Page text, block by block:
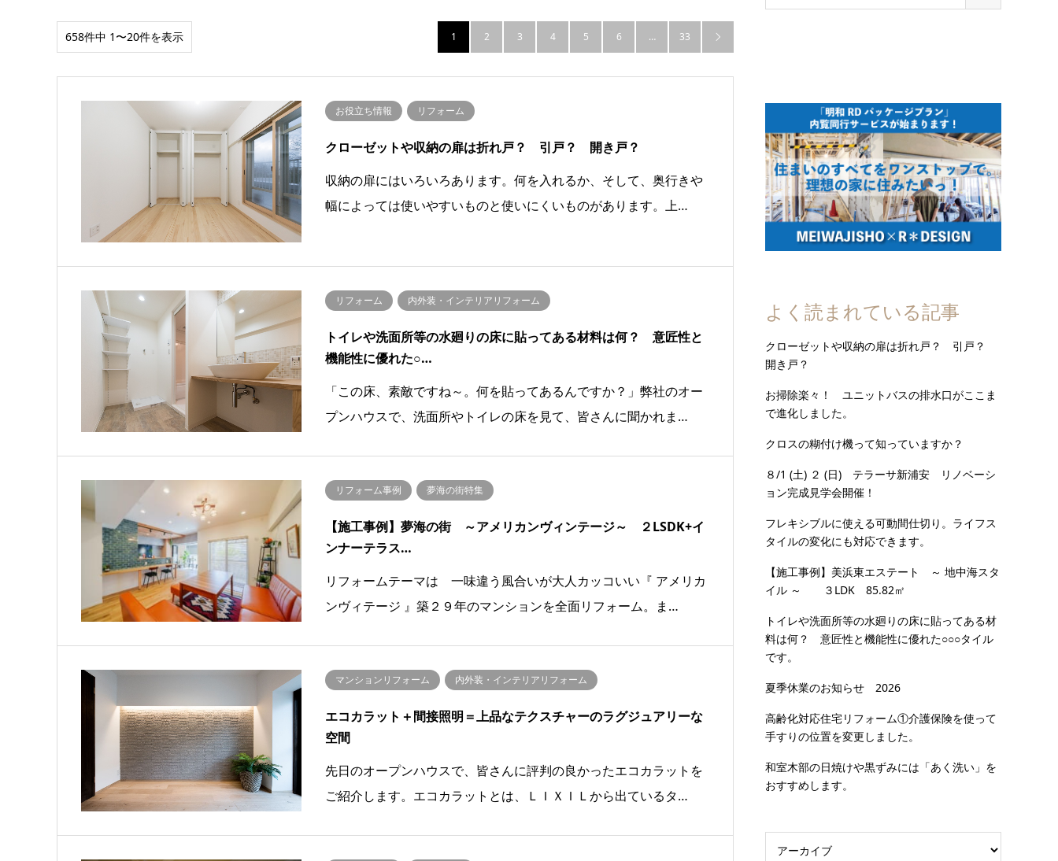
658件中 1〜20件を表示 1 2 3 4 5 6 … 33 
お役立ち情報 リフォーム
クローゼットや収納の扉は折れ戸？ 引戸？ 開き戸？
収納の扉にはいろいろあります。何を入れるか、そして、奥行きや
幅によっては使いやすいものと使いにくいものがあります。上…
リフォーム 内外装・インテリアリフォーム
トイレや洗面所等の水廻りの床に貼ってある材料は何？ 意匠性と
機能性に優れた○…
「この床、素敵ですね～。何を貼ってあるんですか？」弊社のオー
プンハウスで、洗面所やトイレの床を見て、皆さんに聞かれま…
リフォーム事例 夢海の街特集
【施工事例】夢海の街 ～アメリカンヴィンテージ～ ２LSDK+イ
ンナーテラス…
リフォームテーマは 一味違う風合いが大人カッコいい『 アメリカ
ンヴィテージ 』築２９年のマンションを全面リフォーム。ま…
マンションリフォーム 内外装・インテリアリフォーム
エコカラット＋間接照明＝上品なテクスチャーのラグジュアリーな
空間
先日のオープンハウスで、皆さんに評判の良かったエコカラットを
ご紹介します。エコカラットとは、ＬＩＸＩＬから出ているタ…
よく読まれている記事
クローゼットや収納の扉は折れ戸？ 引戸？
開き戸？
お掃除楽々！ ユニットバスの排水口がここま
で進化しました。
クロスの糊付け機って知っていますか？
８/1 (土) ２ (日) テラーサ新浦安 リノベーシ
ョン完成見学会開催！
フレキシブルに使える可動間仕切り。ライフス
タイルの変化にも対応できます。
【施工事例】美浜東エステート ～ 地中海スタ
イル ～ ３LDK 85.82㎡
トイレや洗面所等の水廻りの床に貼ってある材
料は何？ 意匠性と機能性に優れた○○○タイル
です。
夏季休業のお知らせ 2026
高齢化対応住宅リフォーム①介護保険を使って
手すりの位置を変更しました。
和室木部の日焼けや黒ずみには「あく洗い」を
おすすめします。